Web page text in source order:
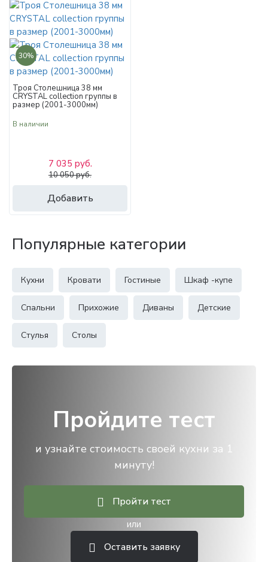
30%
Троя Столешница 38 мм
CRYSTAL collection группы в
размер (2001-3000мм)
В наличии
Добавить
7 035 руб.
10 050 руб.
Популярные категории
Кухни Кровати Гостиные Шкаф -купе
Спальни Прихожие Диваны Детские
Стулья Столы
Пройдите тест
и узнайте стоимость своей кухни за 1
минуту!
Пройти тест
или
Оставить заявку